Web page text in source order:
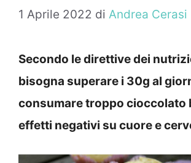
1 Aprile 2022 di Andrea Cerasi
Secondo le direttive dei
bisogna superare i 30g al
consumare troppo cioccolato
effetti negativi su cuore e